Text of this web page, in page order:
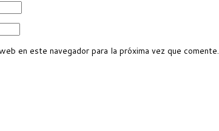
en este navegador para la próxima vez que comente.